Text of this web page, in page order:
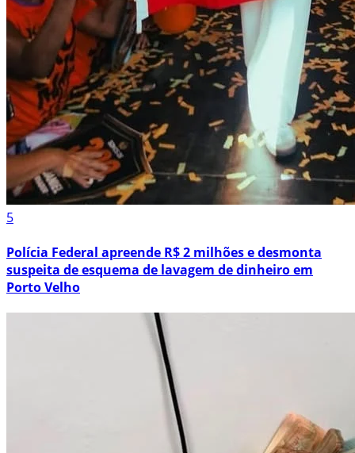
5
Polícia Federal apreende R$ 2 milhões e desmonta
suspeita de esquema de lavagem de dinheiro em
Porto Velho